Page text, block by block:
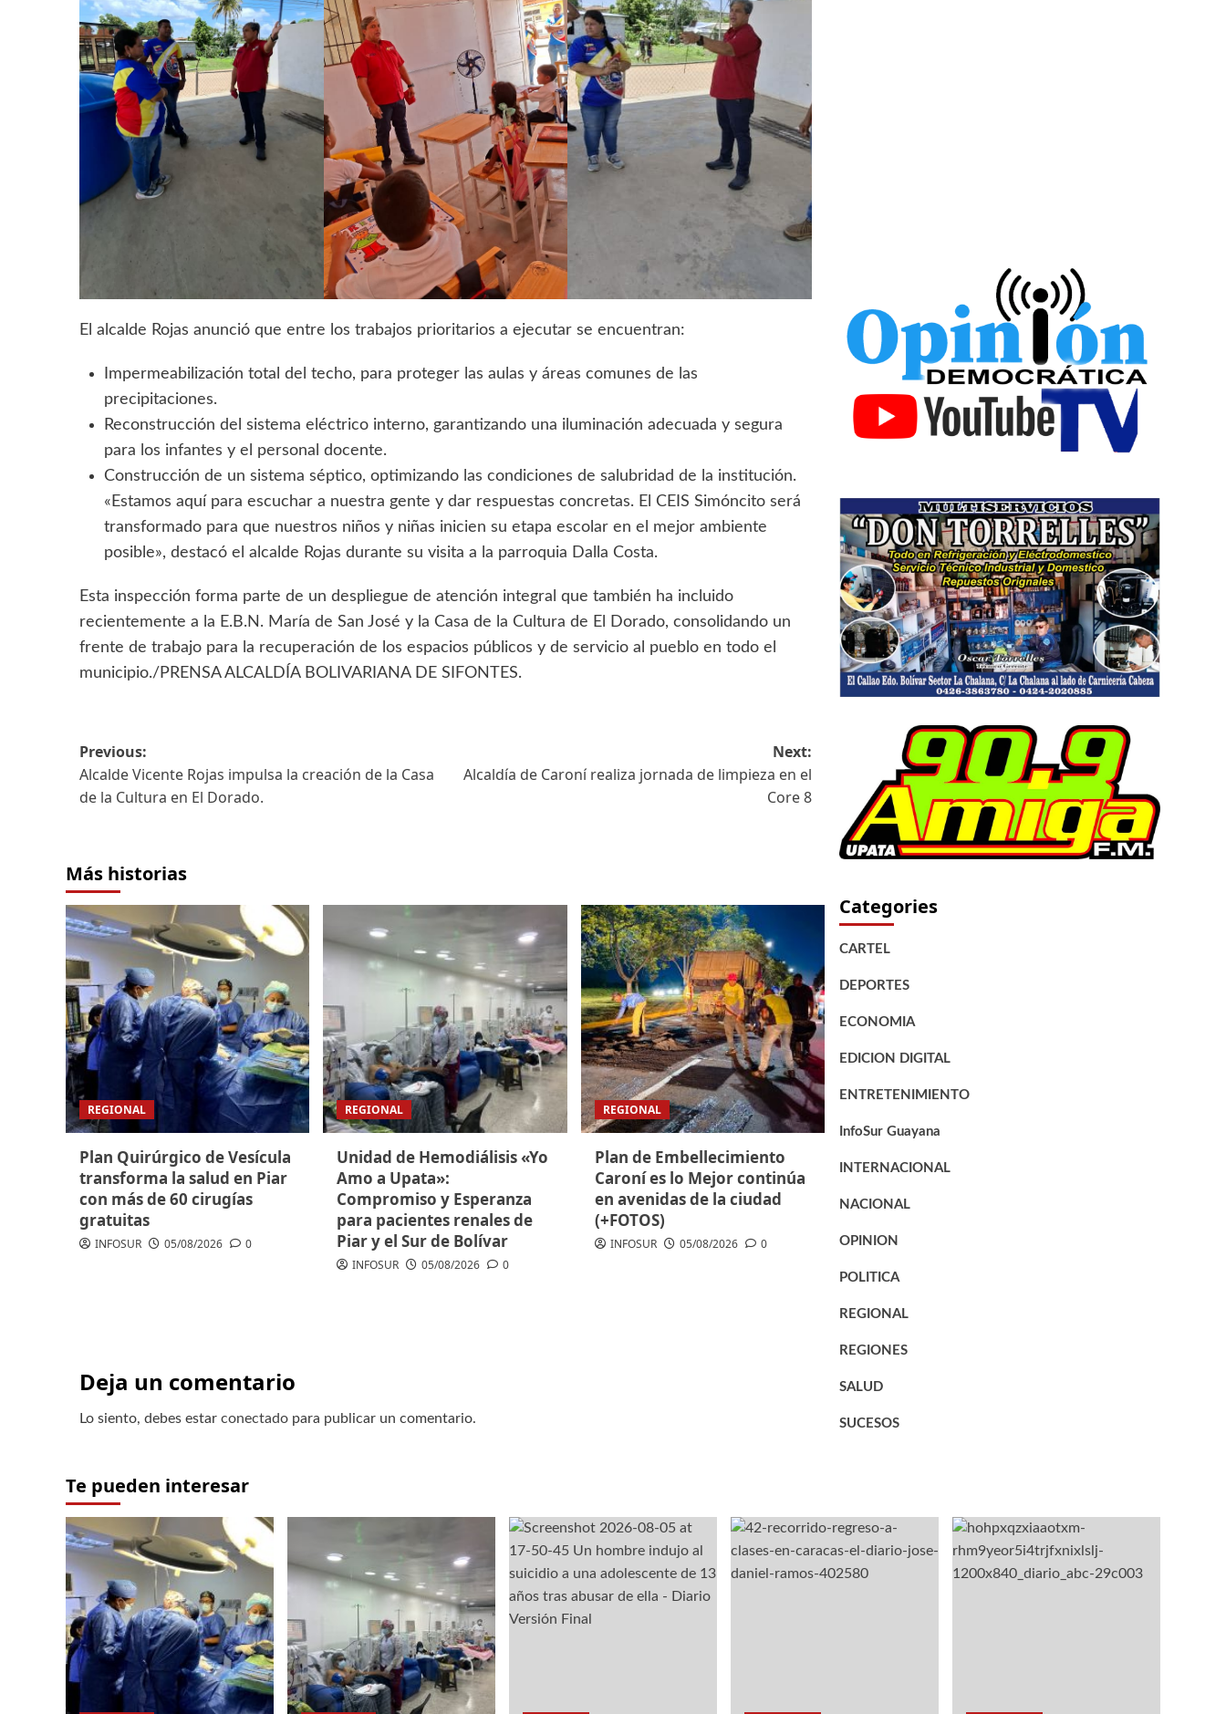
El alcalde Rojas anunció que entre los trabajos prioritarios a ejecutar se encuentran:
Impermeabilización total del techo, para proteger las aulas y áreas comunes de las
precipitaciones.
Reconstrucción del sistema eléctrico interno, garantizando una iluminación adecuada y segura
para los infantes y el personal docente.
Construcción de un sistema séptico, optimizando las condiciones de salubridad de la institución.
«Estamos aquí para escuchar a nuestra gente y dar respuestas concretas. El CEIS Simóncito será
transformado para que nuestros niños y niñas inicien su etapa escolar en el mejor ambiente
posible», destacó el alcalde Rojas durante su visita a la parroquia Dalla Costa.
Esta inspección forma parte de un despliegue de atención integral que también ha incluido
recientemente a la E.B.N. María de San José y la Casa de la Cultura de El Dorado, consolidando un
frente de trabajo para la recuperación de los espacios públicos y de servicio al pueblo en todo el
municipio./PRENSA ALCALDÍA BOLIVARIANA DE SIFONTES.
Previous:
Alcalde Vicente Rojas impulsa la creación de la Casa
de la Cultura en El Dorado.
Next:
Alcaldía de Caroní realiza jornada de limpieza en el
Core 8
Más historias
REGIONAL
Plan Quirúrgico de Vesícula
transforma la salud en Piar
con más de 60 cirugías
gratuitas
INFOSUR 05/08/2026 0
REGIONAL
Unidad de Hemodiálisis «Yo
Amo a Upata»:
Compromiso y Esperanza
para pacientes renales de
Piar y el Sur de Bolívar
INFOSUR 05/08/2026 0
REGIONAL
Plan de Embellecimiento
Caroní es lo Mejor continúa
en avenidas de la ciudad
(+FOTOS)
INFOSUR 05/08/2026 0
Deja un comentario
Lo siento, debes estar conectado para publicar un comentario.
Categories
CARTEL
DEPORTES
ECONOMIA
EDICION DIGITAL
ENTRETENIMIENTO
InfoSur Guayana
INTERNACIONAL
NACIONAL
OPINION
POLITICA
REGIONAL
REGIONES
SALUD
SUCESOS
Te pueden interesar